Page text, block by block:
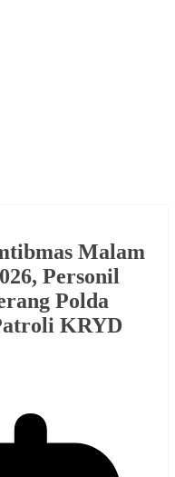
Malam
Personil
Polda
KRYD